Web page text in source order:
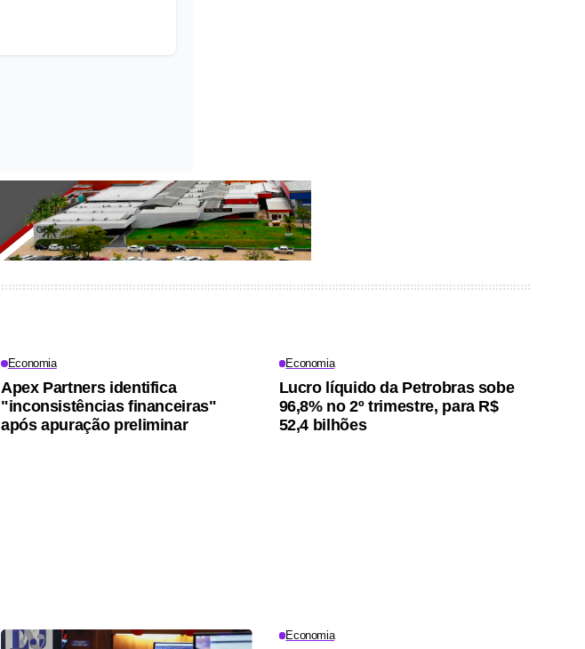
Economia
Apex Partners identifica
"inconsistências financeiras"
após apuração preliminar
Economia
Lucro líquido da Petrobras sobe
96,8% no 2º trimestre, para R$
52,4 bilhões
Economia